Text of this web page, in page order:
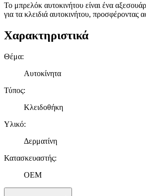
Το μπρελόκ αυτοκινήτου είναι ένα
για τα κλειδιά αυτοκινήτου, προσφέροντας
Χαρακτηριστικά
Θέμα:
Αυτοκίνητα
Τύπος:
Κλειδοθήκη
Υλικό:
Δερματίνη
Κατασκευαστής:
OEM